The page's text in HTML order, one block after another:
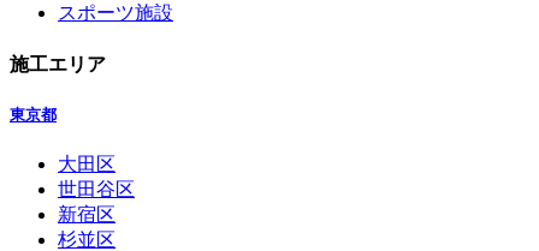
スポーツ施設
施工エリア
東京都
大田区
世田谷区
新宿区
杉並区